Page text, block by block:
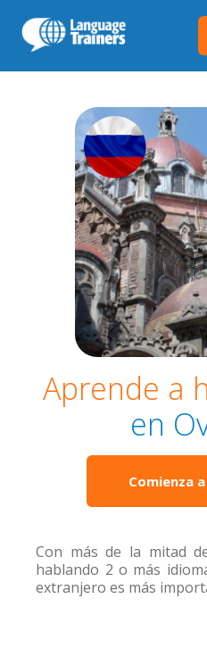
Aprende a
en
Comienza
Con más de la mitad
hablando 2 o más
extranjero es más